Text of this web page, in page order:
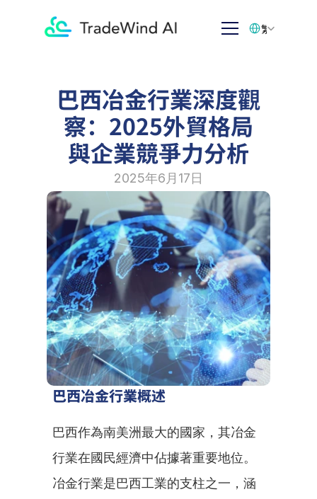
巴西冶金行業深度觀
察：2025外貿格局
與企業競爭力分析
2025年6月17日
巴西冶金行業概述
巴西作為南美洲最大的國家，其冶金
行業在國民經濟中佔據著重要地位。
冶金行業是巴西工業的支柱之一，涵
繁体中文